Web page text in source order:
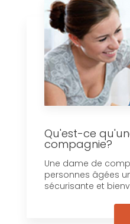
Qu'est-ce
compagnie?
Une dame de
personnes âgées
sécurisante et